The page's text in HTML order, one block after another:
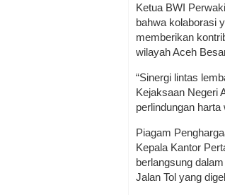
Ketua BWI
bahwa kolaborasi
memberikan
wilayah Aceh
“Sinergi lintas
Kejaksaan Negeri
perlindungan harta
Piagam
Kepala Kantor
berlangsung
Jalan Tol yang